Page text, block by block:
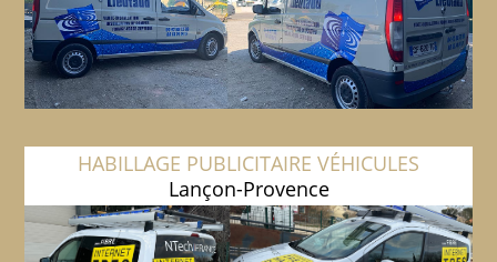
HABILLAGE PUBLICITAIRE VÉHICULES
Lançon-Provence